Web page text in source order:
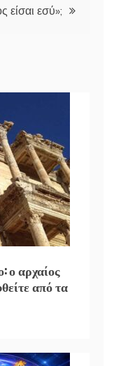
είσαι εσύ»;
ο αρχαίος
από τα